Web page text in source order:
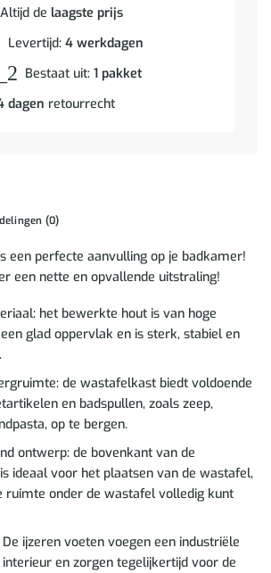
Altijd de laagste prijs
Levertijd: 4 werkdagen
Bestaat uit: 1 pakket
dagen retourrecht
(0)
een perfecte aanvulling op je badkamer!
een nette en opvallende uitstraling!
het bewerkte hout is van hoge
glad oppervlak en is sterk, stabiel en
de wastafelkast biedt voldoende
en badspullen, zoals zeep,
op te bergen.
ontwerp: de bovenkant van de
ideaal voor het plaatsen van de wastafel,
ruimte onder de wastafel volledig kunt
ijzeren voeten voegen een industriële
en zorgen tegelijkertijd voor de